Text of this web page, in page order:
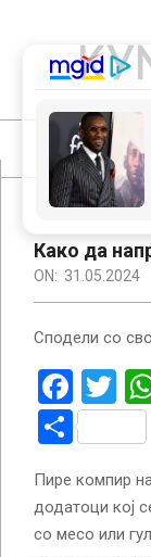
content
Primary
Navigation
Како да
ON: 31.05.2024
Сподели со
Share
Пире компир
додатоци кој
со месо или